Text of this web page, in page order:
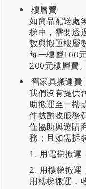
樓層費
如商品配送處
梯中，需要透
數與搬運樓層
每一樓層100
200元樓層費。
舊家具搬運費
我們沒有提供
助搬運至一樓
件數酌收服務
僅協助與選購
務；且如需拆
用電梯搬運
用樓梯搬運
用樓梯搬運，